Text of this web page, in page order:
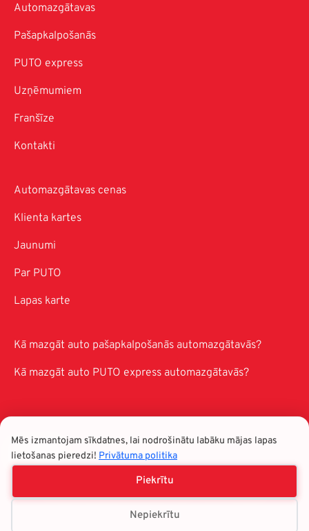
Automazgātavas
Pašapkalpošanās
PUTO express
Uzņēmumiem
Franšīze
Kontakti
Automazgātavas cenas
Klienta kartes
Jaunumi
Par PUTO
Lapas karte
Kā mazgāt auto pašapkalpošanās automazgātavās?
Kā mazgāt auto PUTO express automazgātavās?
Privātuma politika| 2026 © SIA "PUTO franšīze"
Mēs izmantojam sīkdatnes, lai nodrošinātu labāku mājas lapas
lietošanas pieredzi! Privātuma politika
Piekrītu
Nepiekrītu